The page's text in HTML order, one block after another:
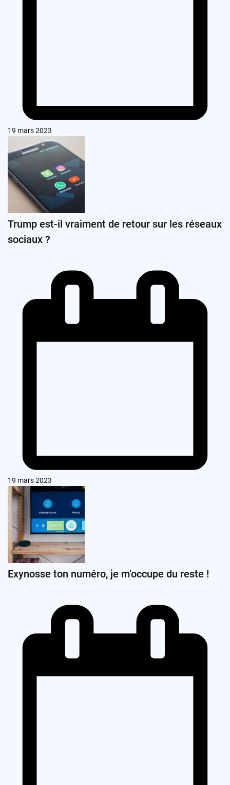
19 mars 2023
Trump est-il vraiment de retour sur les réseaux
sociaux ?
19 mars 2023
Exynosse ton numéro, je m’occupe du reste !